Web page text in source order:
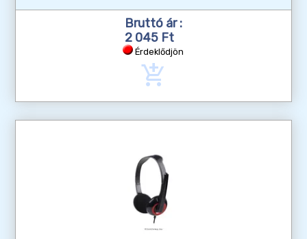
Bruttó ár :
2 045 Ft
Érdeklődjön
add_shopping_cart